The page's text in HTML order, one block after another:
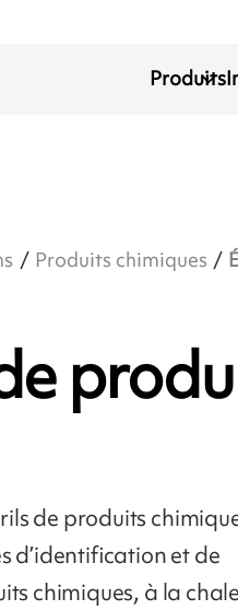
Produits
Produits chimiques
de produits
d’identification et de
chimiques, à la